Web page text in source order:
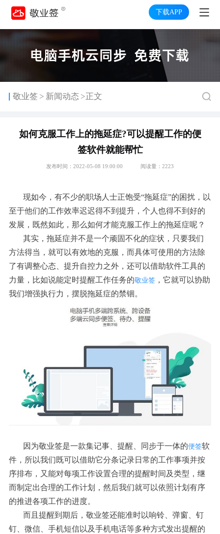
下载APP
敬业签 > 新闻动态 >正文
如何克服工作上的拖延症?可以提醒工作的便
签软件就能帮忙
发布时间：2022-05-08 19:00:00 阅读量：2223
现如今，有不少的职场人士正饱受“拖延症”的困扰，以
至于他们的工作效率迟迟得不到提升，个人也得不到好的
发展，既然如此，那么如何才能克服工作上的拖延症呢？
其实，拖延症并不是一个顽固不化的症状，只要我们
方法得当，就可以有效地的克服，而具体可使用的方法除
了有调整心态、提升自控力之外，还可以借助软件工具的
力量，比如说能定时提醒工作任务的敬业签，它就可以协助
我们增强执行力，摆脱拖延症的禁锢。
因为敬业签是一款集记事、提醒、同步于一体的便签软
件，所以我们既可以借助它分条记录日常的工作事项并按
序排布，又能对每项工作设置合理的提醒时间及类型，继
而制定出合理的工作计划，然后我们就可以依照计划有序
的推进各项工作的进度。
而且提醒到期后，敬业签还能准时以响铃、弹窗、钉
钉、微信、手机短信以及手机电话等多种方式发出提醒的